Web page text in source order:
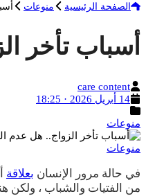
الصفحة الرئيسية منوعات
أسباب تأخر
الكاتب
care content
تاريخ
14 أبريل 2026 · 18:25
منوعات
منوعات
في حالة مرور الإنسان بعلاقة
من الفتيات والشباب ، ولكن